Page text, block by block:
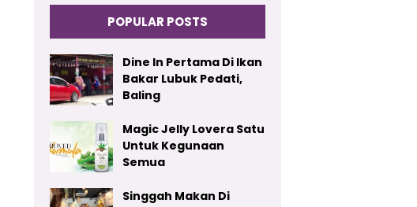
POPULAR POSTS
Dine In Pertama Di Ikan
Bakar Lubuk Pedati,
Baling
Magic Jelly Lovera Satu
Untuk Kegunaan
Semua
Singgah Makan Di